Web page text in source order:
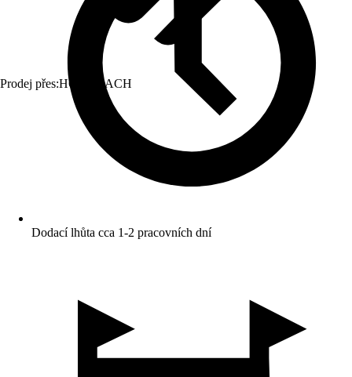
Prodej přes:HORNBACH
Dodací lhůta cca 1-2 pracovních dní